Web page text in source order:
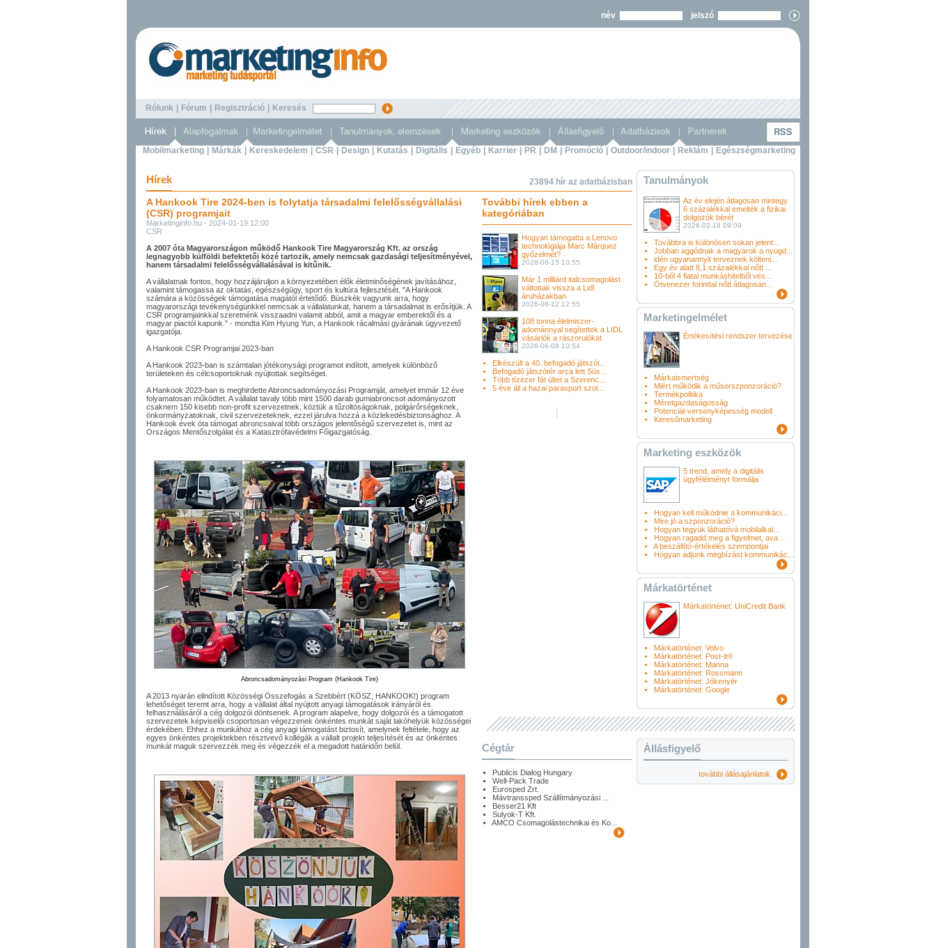
név jelszó
Rólunk Fórum Regisztráció Keresés
Mobilmarketing Márkák Kereskedelem CSR Design Kutatás Digitális Egyéb Karrier PR DM Promóció Outdoor/indoor Reklám Egészségmarketing
Hírek 23894 hír az adatbázisban Tanulmányok
A Hankook Tire 2024-ben is folytatja társadalmi felelősségvállalási
(CSR) programjait
Marketinginfo.hu - 2024-01-19 12:00
CSR
A 2007 óta Magyarországon működő Hankook Tire Magyarország Kft. az ország
legnagyobb külföldi befektetői közé tartozik, amely nemcsak gazdasági teljesítményével,
hanem társadalmi felelősségvállalásával is kitűnik.
A vállalatnak fontos, hogy hozzájáruljon a környezetében élők életminőségének javításához,
valamint támogassa az oktatás, egészségügy, sport és kultúra fejlesztését. "A Hankook
számára a közösségek támogatása magától értetődő. Büszkék vagyunk arra, hogy
magyarországi tevékenységünkkel nemcsak a vállalatunkat, hanem a társadalmat is erősítjük. A
CSR programjainkkal szeretnénk visszaadni valamit abból, amit a magyar emberektől és a
magyar piactól kapunk." - mondta Kim Hyung Yun, a Hankook rácalmási gyárának ügyvezető
igazgatója.
A Hankook CSR Programjai 2023-ban
A Hankook 2023-ban is számtalan jótékonysági programot indított, amelyek különböző
területeken és célcsoportoknak nyújtottak segítséget.
A Hankook 2023-ban is meghirdette Abroncsadományozási Programját, amelyet immár 12 éve
folyamatosan működtet. A vállalat tavaly több mint 1500 darab gumiabroncsot adományozott
csaknem 150 kisebb non-profit szervezetnek, köztük a tűzoltóságoknak, polgárőrségeknek,
önkormányzatoknak, civil szervezeteknek, ezzel járulva hozzá a közlekedésbiztonsághoz. A
Hankook évek óta támogat abroncsaival több országos jelentőségű szervezetet is, mint az
Országos Mentőszolgálat és a Katasztrófavédelmi Főigazgatóság.
Abroncsadományozási Program (Hankook Tire)
A 2013 nyarán elindított Közösségi Összefogás a Szebbért (KÖSZ, HANKOOK!) program
lehetőséget teremt arra, hogy a vállalat által nyújtott anyagi támogatások irányáról és
felhasználásáról a cég dolgozói döntsenek. A program alapelve, hogy dolgozói és a támogatott
szervezetek képviselői csoportosan végezzenek önkéntes munkát saját lakóhelyük közösségei
érdekében. Ehhez a munkához a cég anyagi támogatást biztosít, amelynek feltétele, hogy az
egyes önkéntes projektekben résztvevő kollégák a vállalt projekt teljesítését és az önkéntes
munkát maguk szervezzék meg és végezzék el a megadott határidőn belül.
További hírek ebben a
kategóriában
Hogyan támogatta a Lenovo
technológiája Marc Márquez
győzelmét?
2026-06-15 10:55
Már 1 milliárd italcsomagolást
váltottak vissza a Lidl
áruházakban
2026-06-12 12:55
108 tonna élelmiszer-
adománnyal segítettek a LIDL
vásárlók a rászorulókat
2026-06-08 10:54
Elkészült a 40. befogadó játszót...
Befogadó játszótér arca lett Süs...
Több tízezer fát ültet a Szerenc...
5 éve áll a hazai parasport szol...
Az év elején átlagosan mintegy
6 százalékkal emelték a fizikai
dolgozók bérét
2026-02-18 09:09
Továbbra is különösen sokan jelent...
Jobban aggódnak a magyarok a nyugd...
idén ugyanannyit terveznek költeni...
Egy év alatt 8,1 százalékkal nőtt ...
10-ből 4 fiatal munkáshitelből ves...
Ötvenezer forinttal nőtt átlagosan...
Marketingelmélet
Értékesítési rendszer tervezése
Márkaismertség
Miért működik a műsorszponzoráció?
Termékpolitika
Méretgazdaságosság
Potenciál-versenyképesség modell
Keresőmarketing
Marketing eszközök
5 trend, amely a digitális
ügyfélélményt formálja
Hogyan kell működnie a kommunikáci...
Mire jó a szponzoráció?
Hogyan tegyük láthatóvá mobilalkal...
Hogyan ragadd meg a figyelmet, ava...
A beszállító-értékelés szempontjai
Hogyan adjunk megbízást kommunikác...
Márkatörténet
Márkatörténet: UniCredit Bank
Márkatörténet: Volvo
Márkatörténet: Post-it®
Márkatörténet: Manna
Márkatörténet: Rossmann
Márkatörténet: Jókenyér
Márkatörténet: Google
Cégtár
Publicis Dialog Hungary
Well-Pack Trade
Eurosped Zrt.
Mávtranssped Szállítmányozási ...
Besser21 Kft
Sulyok-T Kft.
AMCO Csomagolástechnikai és Ko...
Állásfigyelő
további állásajánlatok